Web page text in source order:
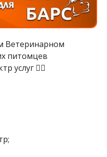
Ветеринарном
питомцев
услуг 👍🏻